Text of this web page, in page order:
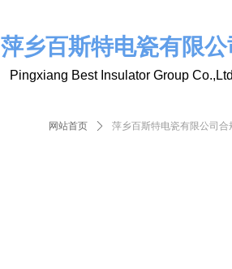
萍乡百斯特电瓷有限公
Pingxiang Best Insulator Group
网站首页 ꄲ 萍乡百斯特电瓷有限公司合